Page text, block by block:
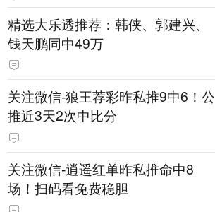
精选大乐透推荐：韩侠、郭建兴、
钱天鹏同中49万
关注微信-狼王荐彩昨私推9中6！公
推近3天2次中比分
关注微信-逍遥红单昨私推命中8
场！扫码看免费稳胆